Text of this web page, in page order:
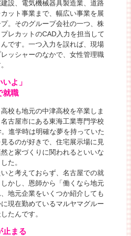
設、電気機械器具製造業、道路
ット事業まで、幅広い事業を展
。そのグループ会社の一つ、株
レカットのCAD入力を担当して
です。一つ入力を誤れば、現場
ッシャーのなかで、女性管理職
よ」
就職
校も地元の中津高校を卒業しま
古屋市にある東海工業専門学校
進学時は明確な夢を持っていた
るのが好きで、住宅展示場に見
と家づくりに関われるといいな
た。
と考えておらず、名古屋での就
かし、恩師から「働くなら地元
地元企業をいくつか紹介しても
現在勤めているマルヤマグルー
たんです。
止まる